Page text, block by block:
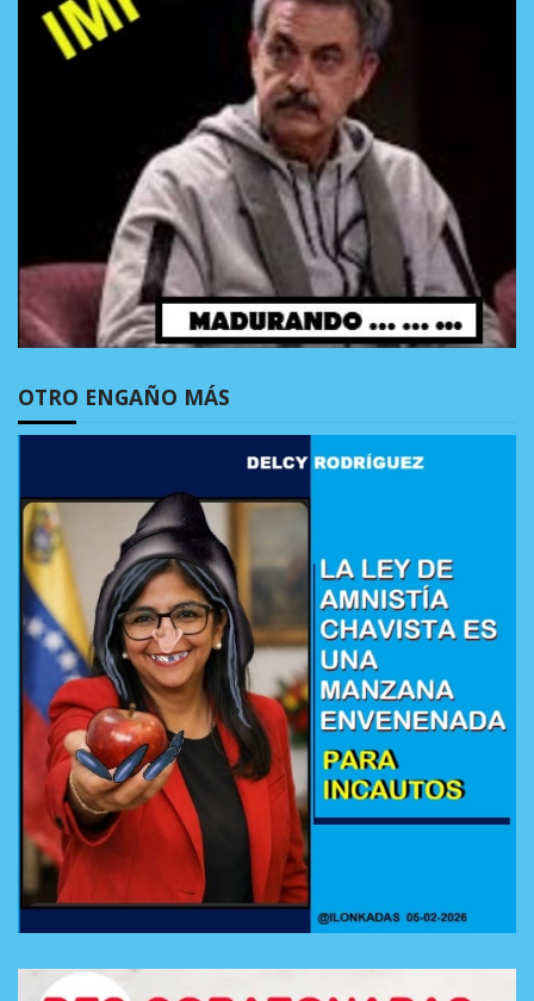
OTRO ENGAÑO MÁS